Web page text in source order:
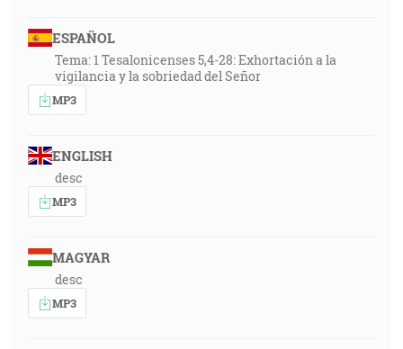
ESPAÑOL
Tema: 1 Tesalonicenses 5,4-28: Exhortación a la
vigilancia y la sobriedad del Señor
MP3
ENGLISH
desc
MP3
MAGYAR
desc
MP3